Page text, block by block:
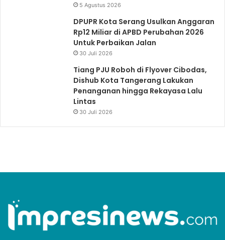
5 Agustus 2026
DPUPR Kota Serang Usulkan Anggaran
Rp12 Miliar di APBD Perubahan 2026
Untuk Perbaikan Jalan
30 Juli 2026
Tiang PJU Roboh di Flyover Cibodas,
Dishub Kota Tangerang Lakukan
Penanganan hingga Rekayasa Lalu
Lintas
30 Juli 2026